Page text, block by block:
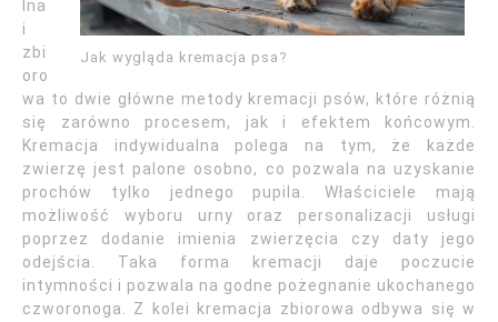
Jak wygląda kremacja psa?
lna
i
zbi
oro
wa to dwie główne metody kremacji psów, które różnią
się zarówno procesem, jak i efektem końcowym.
Kremacja indywidualna polega na tym, że każde
zwierzę jest palone osobno, co pozwala na uzyskanie
prochów tylko jednego pupila. Właściciele mają
możliwość wyboru urny oraz personalizacji usługi
poprzez dodanie imienia zwierzęcia czy daty jego
odejścia. Taka forma kremacji daje poczucie
intymności i pozwala na godne pożegnanie ukochanego
czworonoga. Z kolei kremacja zbiorowa odbywa się w